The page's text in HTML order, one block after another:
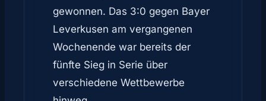
gewonnen. Das 3:0 gegen Bayer
Leverkusen am vergangenen
Wochenende war bereits der
fünfte Sieg in Serie über
verschiedene Wettbewerbe